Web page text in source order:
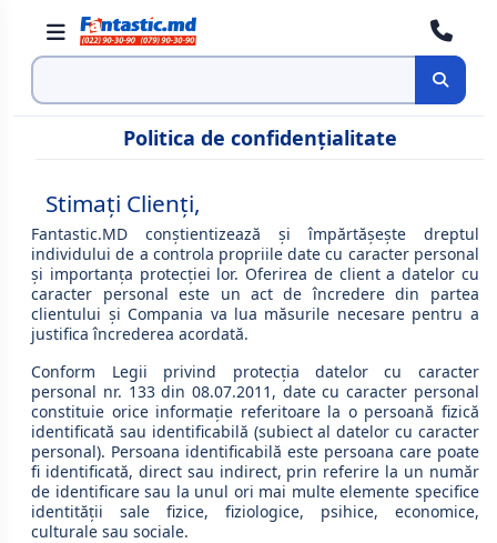
Cauta
Politica de confidenţialitate
Stimaţi Clienţi,
Fantastic.MD conştientizează şi împărtăşeşte dreptul
individului de a controla propriile date cu caracter personal
şi importanţa protecţiei lor. Oferirea de client a datelor cu
caracter personal este un act de încredere din partea
clientului şi Compania va lua măsurile necesare pentru a
justifica încrederea acordată.
Conform Legii privind protecţia datelor cu caracter
personal nr. 133 din 08.07.2011, date cu caracter personal
constituie orice informaţie referitoare la o persoană fizică
identificată sau identificabilă (subiect al datelor cu caracter
personal). Persoana identificabilă este persoana care poate
fi identificată, direct sau indirect, prin referire la un număr
de identificare sau la unul ori mai multe elemente specifice
identităţii sale fizice, fiziologice, psihice, economice,
culturale sau sociale.